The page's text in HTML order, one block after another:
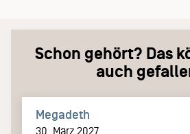
Schon gehört? Das
auch
Megadeth
30. März 2027